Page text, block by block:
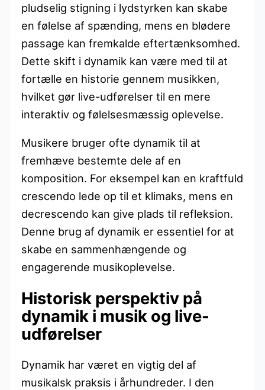
pludselig stigning i lydstyrken kan skabe
en følelse af spænding, mens en blødere
passage kan fremkalde eftertænksomhed.
Dette skift i dynamik kan være med til at
fortælle en historie gennem musikken,
hvilket gør live-udførelser til en mere
interaktiv og følelsesmæssig oplevelse.
Musikere bruger ofte dynamik til at
fremhæve bestemte dele af en
komposition. For eksempel kan en kraftfuld
crescendo lede op til et klimaks, mens en
decrescendo kan give plads til refleksion.
Denne brug af dynamik er essentiel for at
skabe en sammenhængende og
engagerende musikoplevelse.
Historisk perspektiv på
dynamik i musik og live-
udførelser
Dynamik har været en vigtig del af
musikalsk praksis i århundreder. I den